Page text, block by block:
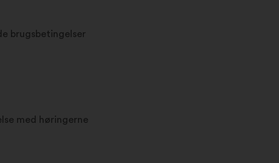
brugsbetingelser
med høringerne